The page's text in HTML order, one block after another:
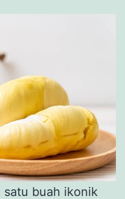
satu buah ikonik